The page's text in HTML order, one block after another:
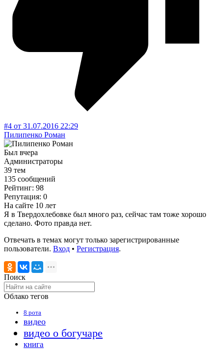
#4 от 31.07.2016 22:29
Пилипенко Роман
Был вчера
Администраторы
39 тем
135 сообщений
Рейтинг: 98
Репутация: 0
На сайте 10 лет
Я в Твердохлебовке был много раз, сейчас там тоже хорошо
сделано. Фото правда нет.
Отвечать в темах могут только зарегистрированные
пользователи. Вход • Регистрация.
Поиск
Облако тегов
8 рота
видео
видео о богучаре
книга